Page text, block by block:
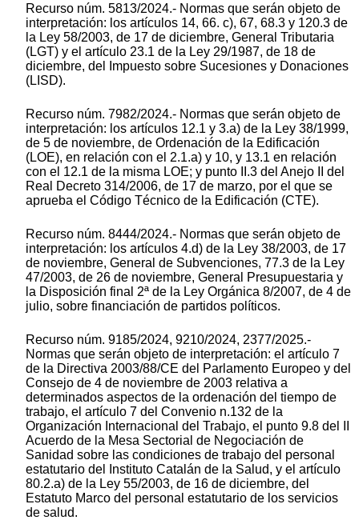
Recurso núm. 5813/2024.- Normas que serán objeto de
interpretación: los artículos 14, 66. c), 67, 68.3 y 120.3 de
la Ley 58/2003, de 17 de diciembre, General Tributaria
(LGT) y el artículo 23.1 de la Ley 29/1987, de 18 de
diciembre, del Impuesto sobre Sucesiones y Donaciones
(LISD).
Recurso núm. 7982/2024.- Normas que serán objeto de
interpretación: los artículos 12.1 y 3.a) de la Ley 38/1999,
de 5 de noviembre, de Ordenación de la Edificación
(LOE), en relación con el 2.1.a) y 10, y 13.1 en relación
con el 12.1 de la misma LOE; y punto II.3 del Anejo II del
Real Decreto 314/2006, de 17 de marzo, por el que se
aprueba el Código Técnico de la Edificación (CTE).
Recurso núm. 8444/2024.- Normas que serán objeto de
interpretación: los artículos 4.d) de la Ley 38/2003, de 17
de noviembre, General de Subvenciones, 77.3 de la Ley
47/2003, de 26 de noviembre, General Presupuestaria y
la Disposición final 2ª de la Ley Orgánica 8/2007, de 4 de
julio, sobre financiación de partidos políticos.
Recurso núm. 9185/2024, 9210/2024, 2377/2025.-
Normas que serán objeto de interpretación: el artículo 7
de la Directiva 2003/88/CE del Parlamento Europeo y del
Consejo de 4 de noviembre de 2003 relativa a
determinados aspectos de la ordenación del tiempo de
trabajo, el artículo 7 del Convenio n.132 de la
Organización Internacional del Trabajo, el punto 9.8 del II
Acuerdo de la Mesa Sectorial de Negociación de
Sanidad sobre las condiciones de trabajo del personal
estatutario del Instituto Catalán de la Salud, y el artículo
80.2.a) de la Ley 55/2003, de 16 de diciembre, del
Estatuto Marco del personal estatutario de los servicios
de salud.